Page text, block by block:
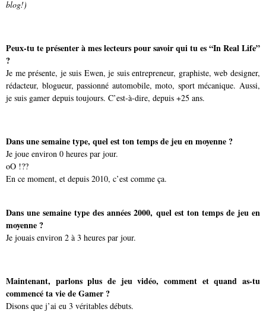
blog!)
Peux-tu te présenter à mes lecteurs pour savoir qui tu es “In Real Life”
?
Je me présente, je suis Ewen, je suis entrepreneur, graphiste, web designer,
rédacteur, blogueur, passionné automobile, moto, sport mécanique. Aussi,
je suis gamer depuis toujours. C’est-à-dire, depuis +25 ans.
Dans une semaine type, quel est ton temps de jeu en moyenne ?
Je joue environ 0 heures par jour.
oO !??
En ce moment, et depuis 2010, c’est comme ça.
Dans une semaine type des années 2000, quel est ton temps de jeu en
moyenne ?
Je jouais environ 2 à 3 heures par jour.
Maintenant, parlons plus de jeu vidéo, comment et quand as-tu
commencé ta vie de Gamer ?
Disons que j’ai eu 3 véritables débuts.